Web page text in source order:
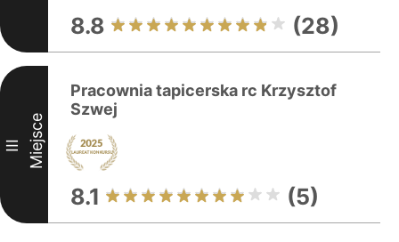
8.8 (28)
III Miejsce
Pracownia tapicerska rc Krzysztof
Szwej
8.1 (5)